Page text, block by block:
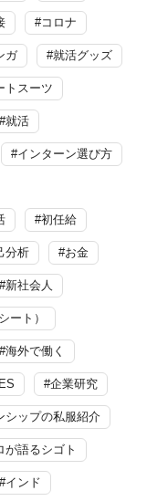
#コロナ
ガ #就活グッズ
トスーツ
#就活
#インターン選び方
#初任給
分析 #お金
#新社会人
ート）
#海外で働く
#企業研究
シップの私服紹介
が語るシゴト
#インド